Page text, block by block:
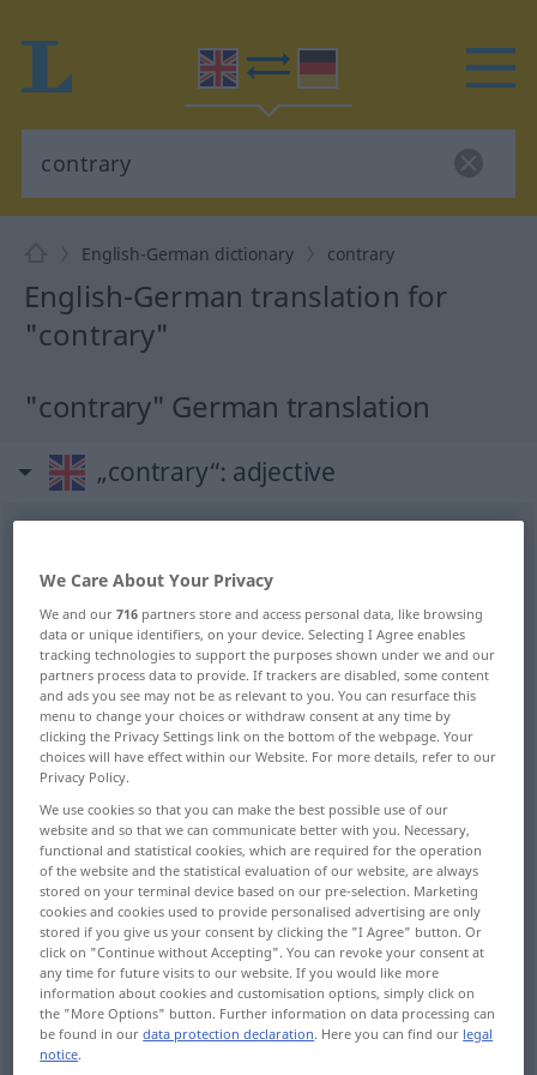
English-German dictionary contrary
English-German translation for
"contrary"
"contrary" German translation
„contrary“: adjective
Overview of all translations
(For more details, click/tap on the translation)
konträr, entgegengesetzt, widersprechend
einander entgegengesetzt, gegensätzlich
anderer, e, es
konträr, widrig, ungünstig
widerspenstig, -borstig, widersetzlich,
eigensinnig
konträr sich widerstreitend -sprechend
We Care About Your Privacy
We and our716 partners store and access personal data, like browsing
data or unique identifiers, on your device. Selecting I Agree enables
tracking technologies to support the purposes shown under we and our
partners process data to provide. If trackers are disabled, some content
and ads you see may not be as relevant to you. You can resurface this
menu to change your choices or withdraw consent at any time by
clicking the Privacy Settings link on the bottom of the webpage. Your
choices will have effect within our Website. For more details, refer to our
Privacy Policy.
We use cookies so that you can make the best possible use of our
website and so that we can communicate better with you. Necessary,
functional and statistical cookies, which are required for the operation
of the website and the statistical evaluation of our website, are always
stored on your terminal device based on our pre-selection. Marketing
cookies and cookies used to provide personalised advertising are only
stored if you give us your consent by clicking the "I Agree" button. Or
click on "Continue without Accepting". You can revoke your consent at
any time for future visits to our website. If you would like more
information about cookies and customisation options, simply click on
the "More Options" button. Further information on data processing can
be found in ourdata protection declaration. Here you can find our legal
notice.